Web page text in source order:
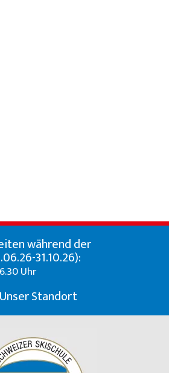
während der
31.10.26):
Uhr
Unser Standort